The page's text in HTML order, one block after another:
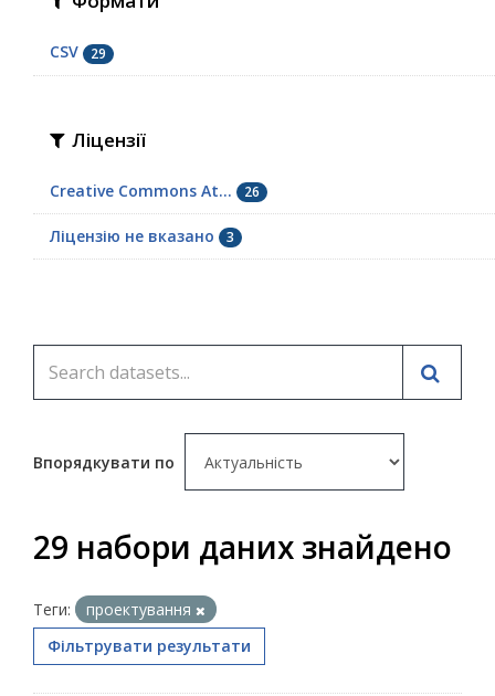
CSV 29
Ліцензії
Creative Commons At... 26
Ліцензію не вказано 3
Впорядкувати по
29 набори даних знайдено
Теги:
проектування
Фільтрувати результати